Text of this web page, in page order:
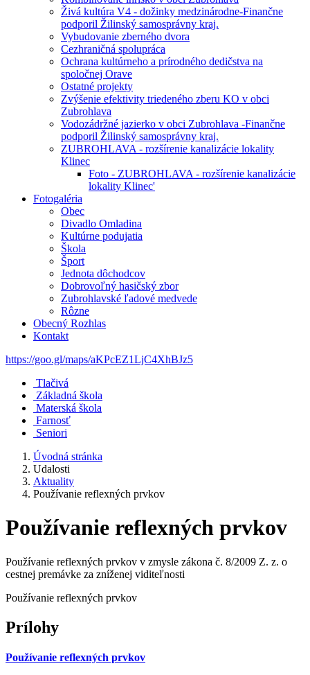
Živá kultúra V4 - dožinky medzinárodne-Finančne
podporil Žilinský samosprávny kraj.
Vybudovanie zberného dvora
Cezhraničná spolupráca
Ochrana kultúrneho a prírodného dedičstva na
spoločnej Orave
Ostatné projekty
Zvýšenie efektivity triedeného zberu KO v obci
Zubrohlava
Vodozádržné jazierko v obci Zubrohlava -Finančne
podporil Žilinský samosprávny kraj.
ZUBROHLAVA - rozšírenie kanalizácie lokality
Klinec
Foto - ZUBROHLAVA - rozšírenie kanalizácie
lokality Klinec'
Fotogaléria
Obec
Divadlo Omladina
Kultúrne podujatia
Škola
Šport
Jednota dôchodcov
Dobrovoľný hasičský zbor
Zubrohlavské ľadové medvede
Rôzne
Obecný Rozhlas
Kontakt
https://goo.gl/maps/aKPcEZ1LjC4XhBJz5
Tlačivá
Základná škola
Materská škola
Farnosť
Seniori
Úvodná stránka
Udalosti
Aktuality
Používanie reflexných prvkov
Používanie reflexných prvkov
Používanie reflexných prvkov v zmysle zákona č. 8/2009 Z. z. o
cestnej premávke za zníženej viditeľnosti
Používanie reflexných prvkov
Prílohy
Používanie reflexných prvkov